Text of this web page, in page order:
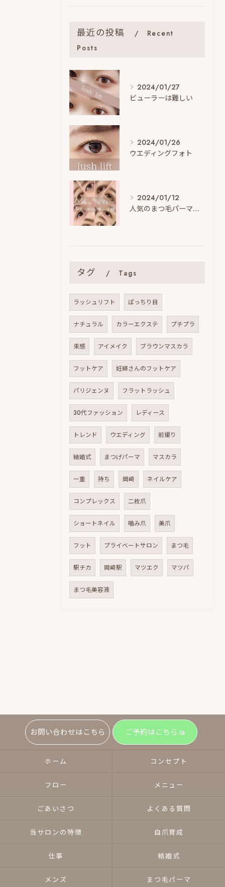
最近の投稿
Recent
Posts
2024/01/27
ビューラーは難しい
2024/01/26
ウエディングフォト
2024/01/12
人気のまつ毛パーマデザイン
タグ Tags
ラッシュリフト ぱっちり目
ナチュラル カラーエクステ プチプラ
束感 アイメイク ブラウンマスカラ
フットケア 妊婦さんのフットケア
パリジェンヌ フラットラッシュ
30代ファッション レディース
トレンド ウエディング 前撮り
結婚式 まつげパーマ マスカラ
一重 持ち 岡崎 ネイルケア
コンプレックス 二枚爪
ショートネイル 噛み爪 美爪
フット プライベートサロン まつ毛
駅チカ 岡崎駅 マツエク マツパ
まつ毛美容液
お問い合わせはこちら ご予約はこちら
ホーム コンセプト
フロー メニュー
ごあいさつ よくある質問
当サロンの特徴 自爪育成
仕事 結婚式
メンズ まつ毛パーマ